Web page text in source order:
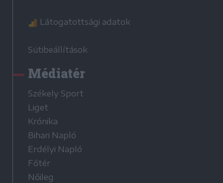
Látogatottsági adatok
Sütibeállítások
Médiatér
Székely Sport
Liget
Krónika
Bihari Napló
Erdélyi Napló
Főtér
Nőileg